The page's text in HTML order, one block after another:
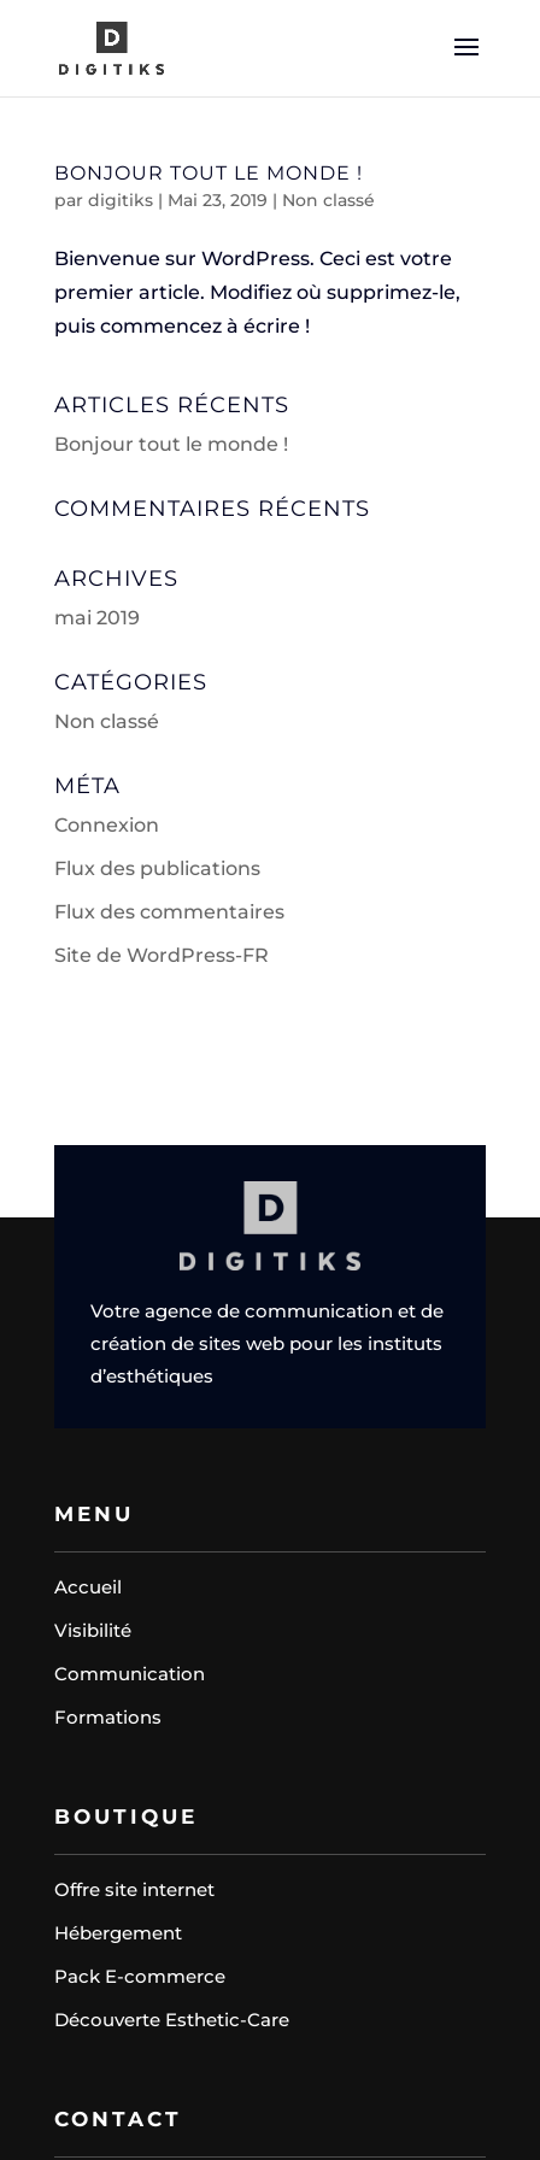
BONJOUR TOUT LE MONDE !
par digitiks| Mai 23, 2019 | Non classé
Bienvenue sur WordPress. Ceci est votre
premier article. Modifiez où supprimez-le,
puis commencez à écrire !
ARTICLES RÉCENTS
Bonjour tout le monde !
COMMENTAIRES RÉCENTS
ARCHIVES
mai 2019
CATÉGORIES
Non classé
MÉTA
Connexion
Flux des publications
Flux des commentaires
Site de WordPress-FR
Votre agence de communication et de
création de sites web pour les instituts
d’esthétiques
MENU
Accueil
Visibilité
Communication
Formations
BOUTIQUE
Offre site internet
Hébergement
Pack E-commerce
Découverte Esthetic-Care
CONTACT